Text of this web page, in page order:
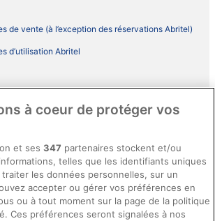
de vente (à l’exception des réservations Abritel)
d’utilisation Abritel
du programme BONUS+ d’ebookers
et signalement de contenus
à coeur de protéger vos
et ses347 partenaires stockent et/ou
telles que les identifiants uniques
les données personnelles, sur un
accepter ou gérer vos préférences en
ou à tout moment sur la page de la politique
Ces préférences seront signalées à nos